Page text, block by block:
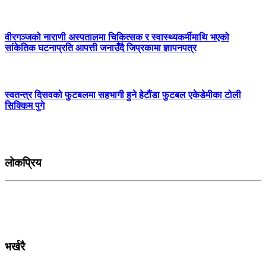
वीरगञ्जको नाराणी अस्पतालमा चिकित्सक र स्वास्थ्यकर्मीमाथि भएको
सांकेतिक घटनाप्रति आपत्ती जनाउँदै जिप्रकामा ज्ञापनपत्र
स्वतन्त्र दिसवको फुटबलमा सहभागी हुने हेटौंडा फुटबल एकेडेमीका टोली
सिक्किम पुगे
लोकप्रिय
भर्खरै